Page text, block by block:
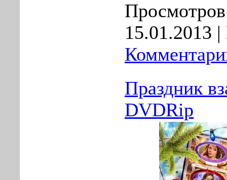
15.01.2013 |
Праздник
DVDRip